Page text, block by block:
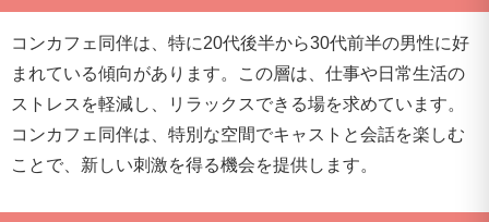
コンカフェ同伴は、特に20代後半から30代前半の男性に好
まれている傾向があります。この層は、仕事や日常生活の
ストレスを軽減し、リラックスできる場を求めています。
コンカフェ同伴は、特別な空間でキャストと会話を楽しむ
ことで、新しい刺激を得る機会を提供します。